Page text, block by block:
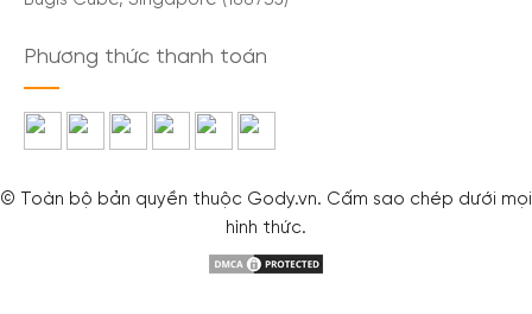
Phương thức thanh toán
© Toàn bộ bản quyền thuộc Gody.vn. Cấm sao chép dưới mọi
hình thức.